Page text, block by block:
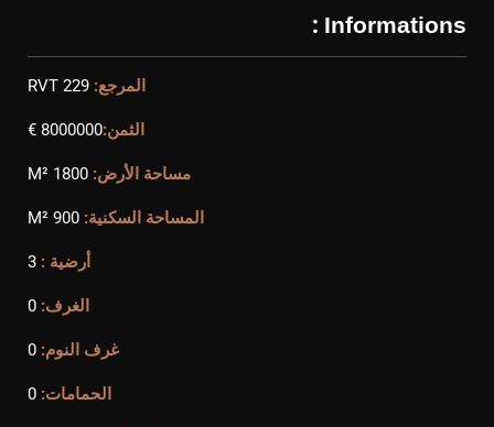
Informations :
المرجع: RVT 229
الثمن:8000000 €
مساحة الأرض: 1800 M²
المساحة السكنية: 900 M²
أرضية : 3
الغرف: 0
غرف النوم: 0
الحمامات: 0